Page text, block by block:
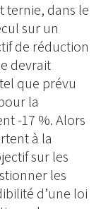
ternie, dans le
sur un
de réduction
devrait
que prévu
la
-17 %. Alors
à la
sur les
les
d’une loi